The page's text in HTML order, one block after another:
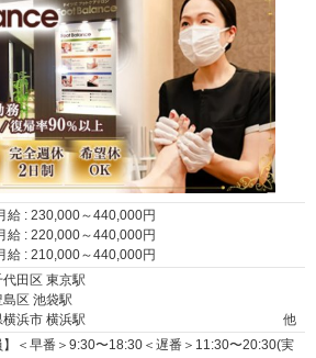
給 : 230,000～440,000円
給 : 220,000～440,000円
給 : 210,000～440,000円
田区 東京駅
区 池袋駅
浜市 横浜駅
他
】＜早番＞9:30〜18:30＜遅番＞11:30〜20:30(実